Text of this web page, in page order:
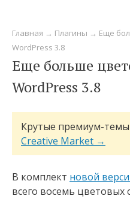
к
содержимому
Главная → Плагины → Еще
WordPress 3.8
Еще больше
WordPress 3.8
Крутые премиум-темы
Creative Market →
В комплект новой
всего восемь цветовых